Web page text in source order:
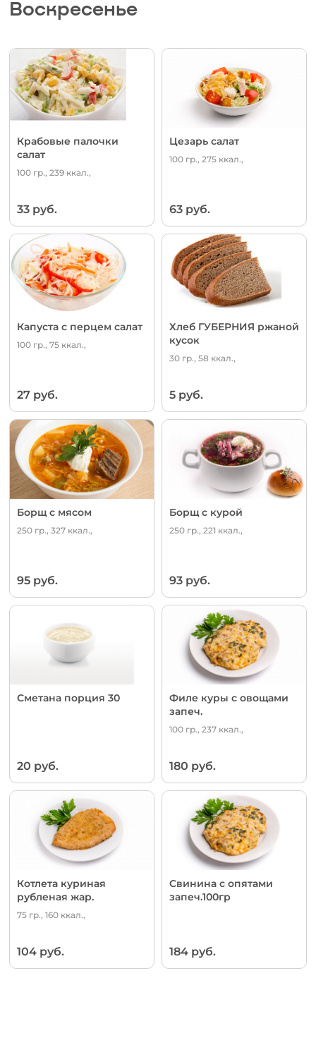
Воскресенье
Крабовые палочки
салат
100 гр., 239 ккал.,
33 руб.
Цезарь салат
100 гр., 275 ккал.,
63 руб.
Капуста с перцем салат
100 гр., 75 ккал.,
27 руб.
Хлеб ГУБЕРНИЯ ржаной
кусок
30 гр., 58 ккал.,
5 руб.
Борщ с мясом
250 гр., 327 ккал.,
95 руб.
Борщ с курой
250 гр., 221 ккал.,
93 руб.
Сметана порция 30
20 руб.
Филе куры с овощами
запеч.
100 гр., 237 ккал.,
180 руб.
Котлета куриная
рубленая жар.
75 гр., 160 ккал.,
104 руб.
Свинина с опятами
запеч.100гр
184 руб.